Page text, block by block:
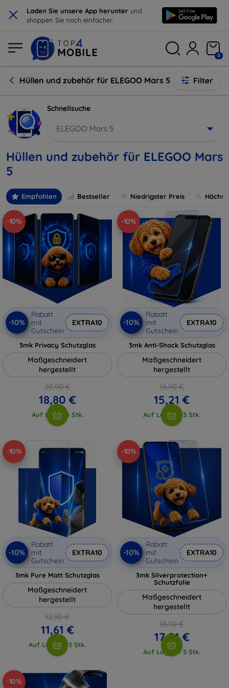
× Laden Sie unsere App herunter und
shoppen Sie noch einfacher.
0
Hüllen und zubehör für ELEGOO Mars 5 Filter
Schnellsuche
ELEGOO Mars 5
Hüllen und zubehör für ELEGOO Mars
5
Empfohlen Bestseller Niedrigster Preis
-10%
-10%
Rabatt
mit
Gutschein
EXTRA10
3mk Privacy Schutzglas
Maßgeschneidert
hergestellt
20,90 €
18,80 €
Auf Lager 3 Stk.
-10%
-10%
Rabatt
mit
Gutschein
EXTRA10
3mk Anti-Shock Schutzglas
Maßgeschneidert
hergestellt
16,90 €
15,21 €
Auf Lager > 5 Stk.
-10%
-10%
Rabatt
mit
Gutschein
EXTRA10
3mk Pure Matt Schutzglas
Maßgeschneidert
hergestellt
12,90 €
11,61 €
Auf Lager > 5 Stk.
-10%
-10%
Rabatt
mit
Gutschein
EXTRA10
3mk Silverprotection+
Schutzfolie
Maßgeschneidert
hergestellt
18,90 €
17,01 €
Auf Lager > 5 Stk.
-10%